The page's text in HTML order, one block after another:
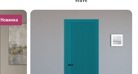
Новинка